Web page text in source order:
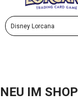
Disney Lorcana
NEU IM SHOP